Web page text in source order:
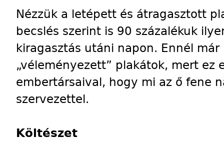
Nézzük a letépett és átragasztott
becslés szerint is 90 százalékuk
kiragasztás utáni napon. Ennél már
„véleményezett” plakátok, mert ez
embertársaival, hogy mi az ő fene
szervezettel.
Költészet